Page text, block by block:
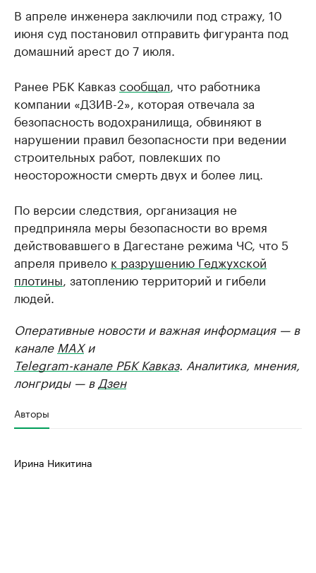
В апреле инженера заключили под стражу, 10
июня суд постановил отправить фигуранта под
домашний арест до 7 июля.
Ранее РБК Кавказсообщал , что работника
компании «ДЗИВ-2», которая отвечала за
безопасность водохранилища, обвиняют в
нарушении правил безопасности при ведении
строительных работ, повлекших по
неосторожности смерть двух и более лиц.
По версии следствия, организация не
предприняла меры безопасности во время
действовавшего в Дагестане режима ЧС, что 5
апреля привело к разрушению Геджухской
плотины , затоплению территорий и гибели
людей.
Оперативные новости и важная информация — в
канале MAXи
Telegram-канале РБК Кавказ. Аналитика, мнения,
лонгриды — в Дзен
Авторы
Ирина Никитина